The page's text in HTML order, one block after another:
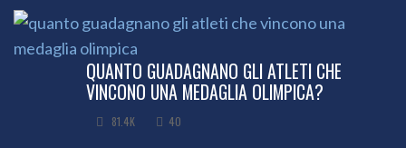
QUANTO GUADAGNANO GLI ATLETI CHE
VINCONO UNA MEDAGLIA OLIMPICA?
81.4K 40